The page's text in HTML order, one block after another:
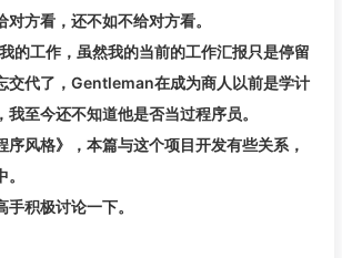
方看，还不如不给对方看。
的工作，虽然我的当前的工作汇报只是停留
交代了，Gentleman在成为商人以前是学计
至今还不知道他是否当过程序员。
序风格》，本篇与这个项目开发有些关系，
积极讨论一下。